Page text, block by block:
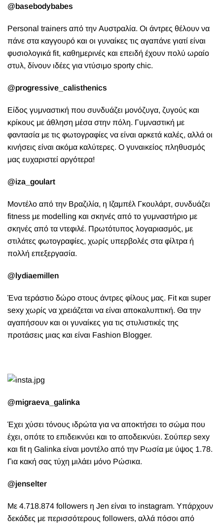
@basebodybabes
Personal trainers από την Αυστραλία. Οι άντρες θέλουν να
πάνε στα καγγουρό και οι γυναίκες τις αγαπάνε γιατί είναι
φυσιολογικά fit, καθημερινές και επειδή έχουν πολύ ωραίο
στυλ, δίνουν ιδέες για ντύσιμο sporty chic.
@progressive_calisthenics
Είδος γυμναστική που συνδυάζει μονόζυγα, ζυγούς και
κρίκους με άθληση μέσα στην πόλη. Γυμναστική με
φαντασία με τις φωτογραφίες να είναι αρκετά καλές, αλλά οι
κινήσεις είναι ακόμα καλύτερες. Ο γυναικείος πληθυσμός
μας ευχαριστεί αργότερα!
@iza_goulart
Μοντέλο από την Βραζιλία, η Ιζαμπέλ Γκουλάρτ, συνδυάζει
fitness με modelling και σκηνές από το γυμναστήριο με
σκηνές από τα ντεφιλέ. Πρωτότυπος λογαριασμός, με
στιλάτες φωτογραφίες, χωρίς υπερβολές στα φίλτρα ή
πολλή επεξεργασία.
@lydiaemillen
Ένα τεράστιο δώρο στους άντρες φίλους μας. Fit και super
sexy χωρίς να χρειάζεται να είναι αποκαλυπτική. Θα την
αγαπήσουν και οι γυναίκες για τις στυλιστικές της
προτάσεις μιας και είναι Fashion Blogger.
@migraeva_galinka
Έχει χύσει τόνους ιδρώτα για να αποκτήσει το σώμα που
έχει, οπότε το επιδεικνύει και το αποδεικνύει. Σούπερ sexy
και fit η Galinka είναι μοντέλο από την Ρωσία με ύψος 1.78.
Για κακή σας τύχη μιλάει μόνο Ρώσικα.
@jenselter
Με 4.718.874 followers η Jen είναι το instagram. Υπάρχουν
δεκάδες με περισσότερους followers, αλλά πόσοι από